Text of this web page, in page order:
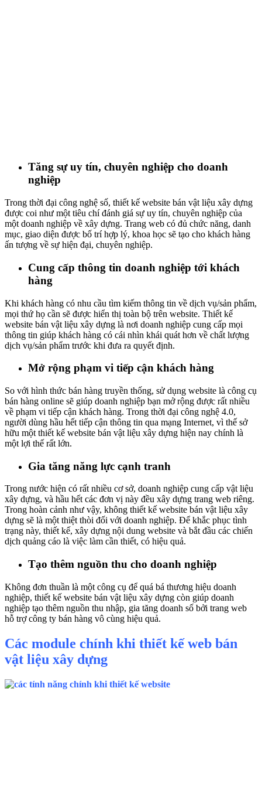
Tăng sự uy tín, chuyên nghiệp cho doanh
nghiệp
Trong thời đại công nghệ số, thiết kế website bán vật liệu xây dựng
được coi như một tiêu chí đánh giá sự uy tín, chuyên nghiệp của
một doanh nghiệp về xây dựng. Trang web có đủ chức năng, danh
mục, giao diện được bố trí hợp lý, khoa học sẽ tạo cho khách hàng
ấn tượng về sự hiện đại, chuyên nghiệp.
Cung cấp thông tin doanh nghiệp tới khách
hàng
Khi khách hàng có nhu cầu tìm kiếm thông tin về dịch vụ/sản phẩm,
mọi thứ họ cần sẽ được hiển thị toàn bộ trên website. Thiết kế
website bán vật liệu xây dựng là nơi doanh nghiệp cung cấp mọi
thông tin giúp khách hàng có cái nhìn khái quát hơn về chất lượng
dịch vụ/sản phẩm trước khi đưa ra quyết định.
Mở rộng phạm vi tiếp cận khách hàng
So với hình thức bán hàng truyền thống, sử dụng website là công cụ
bán hàng online sẽ giúp doanh nghiệp bạn mở rộng được rất nhiều
về phạm vi tiếp cận khách hàng. Trong thời đại công nghệ 4.0,
người dùng hầu hết tiếp cận thông tin qua mạng Internet, vì thế sở
hữu một thiết kế website bán vật liệu xây dựng hiện nay chính là
một lợi thế rất lớn.
Gia tăng năng lực cạnh tranh
Trong nước hiện có rất nhiều cơ sở, doanh nghiệp cung cấp vật liệu
xây dựng, và hầu hết các đơn vị này đều xây dựng trang web riêng.
Trong hoàn cảnh như vậy, không thiết kế website bán vật liệu xây
dựng sẽ là một thiệt thòi đối với doanh nghiệp. Để khắc phục tình
trạng này, thiết kế, xây dựng nội dung website và bắt đầu các chiến
dịch quảng cáo là việc làm cần thiết, có hiệu quả.
Tạo thêm nguồn thu cho doanh nghiệp
Không đơn thuần là một công cụ để quá bá thương hiệu doanh
nghiệp, thiết kế website bán vật liệu xây dựng còn giúp doanh
nghiệp tạo thêm nguồn thu nhập, gia tăng doanh số bởi trang web
hỗ trợ công ty bán hàng vô cùng hiệu quả.
Các module chính khi thiết kế web bán
vật liệu xây dựng